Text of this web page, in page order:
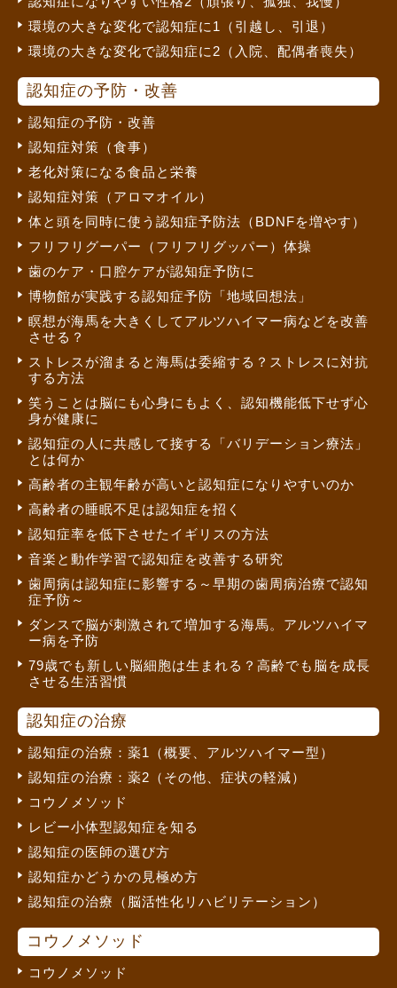
環境の大きな変化で認知症に1（引越し、引退）
環境の大きな変化で認知症に2（入院、配偶者喪失）
認知症の予防・改善
認知症の予防・改善
認知症対策（食事）
老化対策になる食品と栄養
認知症対策（アロマオイル）
体と頭を同時に使う認知症予防法（BDNFを増やす）
フリフリグーパー（フリフリグッパー）体操
歯のケア・口腔ケアが認知症予防に
博物館が実践する認知症予防「地域回想法」
瞑想が海馬を大きくしてアルツハイマー病などを改善
させる？
ストレスが溜まると海馬は委縮する？ストレスに対抗
する方法
笑うことは脳にも心身にもよく、認知機能低下せず心
身が健康に
認知症の人に共感して接する「バリデーション療法」
とは何か
高齢者の主観年齢が高いと認知症になりやすいのか
高齢者の睡眠不足は認知症を招く
認知症率を低下させたイギリスの方法
音楽と動作学習で認知症を改善する研究
歯周病は認知症に影響する～早期の歯周病治療で認知
症予防～
ダンスで脳が刺激されて増加する海馬。アルツハイマ
ー病を予防
79歳でも新しい脳細胞は生まれる？高齢でも脳を成長
させる生活習慣
認知症の治療
認知症の治療：薬1（概要、アルツハイマー型）
認知症の治療：薬2（その他、症状の軽減）
コウノメソッド
レビー小体型認知症を知る
認知症の医師の選び方
認知症かどうかの見極め方
認知症の治療（脳活性化リハビリテーション）
コウノメソッド
コウノメソッド